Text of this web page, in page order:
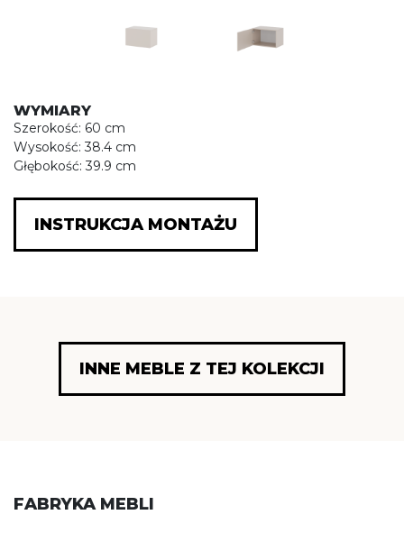
WYMIARY
Szerokość: 60 cm
Wysokość: 38.4 cm
Głębokość: 39.9 cm
INSTRUKCJA MONTAŻU
INNE MEBLE Z TEJ KOLEKCJI
FABRYKA MEBLI